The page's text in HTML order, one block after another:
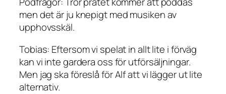
men det är ju knepigt med musiken av
upphovsskäl.
Tobias: Eftersom vi spelat in allt lite i förväg
kan vi inte gardera oss för utförsäljningar.
Men jag ska föreslå för Alf att vi lägger ut lite
alternativ.